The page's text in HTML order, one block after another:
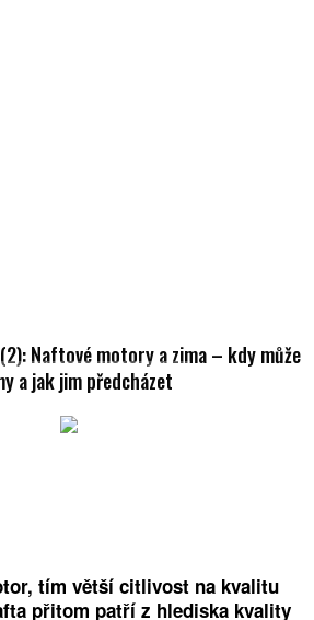
(2): Naftové motory a zima – kdy může
a jak jim předcházet
tím větší citlivost na kvalitu
přitom patří z hlediska kvality